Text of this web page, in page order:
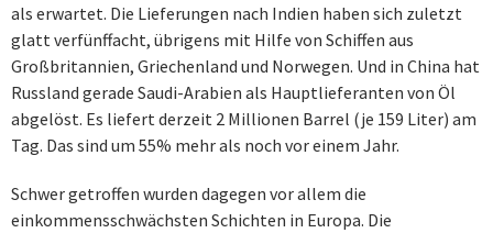
als erwartet. Die Lieferungen nach Indien haben sich zuletzt
glatt verfünffacht, übrigens mit Hilfe von Schiffen aus
Großbritannien, Griechenland und Norwegen. Und in China hat
Russland gerade Saudi-Arabien als Hauptlieferanten von Öl
abgelöst. Es liefert derzeit 2 Millionen Barrel (je 159 Liter) am
Tag. Das sind um 55% mehr als noch vor einem Jahr.
Schwer getroffen wurden dagegen vor allem die
einkommensschwächsten Schichten in Europa. Die